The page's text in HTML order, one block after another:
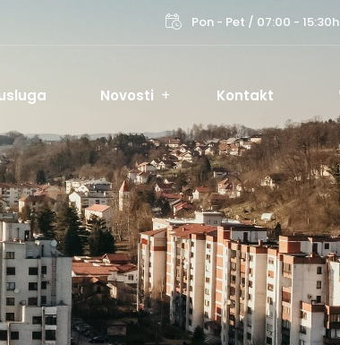
Pon - Pet / 07:00 - 15:30h
Novosti Kontakt